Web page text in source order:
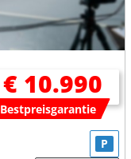
€ 10.990
Bestpreisgarantie
P